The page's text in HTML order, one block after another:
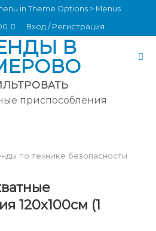
in Theme Options > Menus
Вход / Регистрация
В
по технике безопасности
120х100см (1